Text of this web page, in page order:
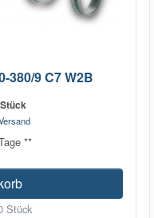
380/9 C7 W2B
**
Stück